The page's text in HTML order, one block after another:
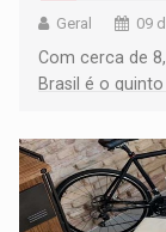
Geral 09
Com cerca de
Brasil é o